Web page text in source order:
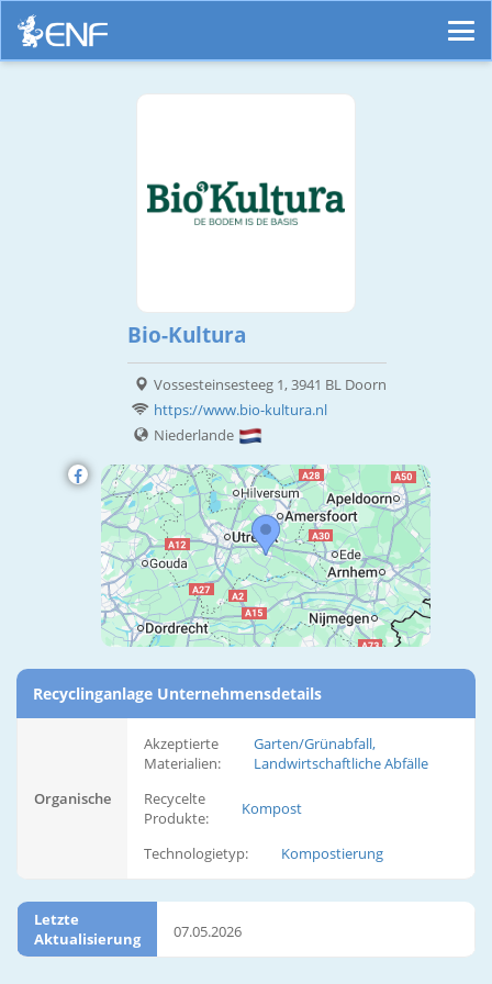
Bio-Kultura
Vossesteinsesteeg 1, 3941 BL Doorn
https://www.bio-kultura.nl
Niederlande
Recyclinganlage Unternehmensdetails
Organische
Akzeptierte
Materialien:
Garten/Grünabfall,
Landwirtschaftliche Abfälle
Recycelte
Produkte:
Kompost
Technologietyp: Kompostierung
Letzte
Aktualisierung
07.05.2026